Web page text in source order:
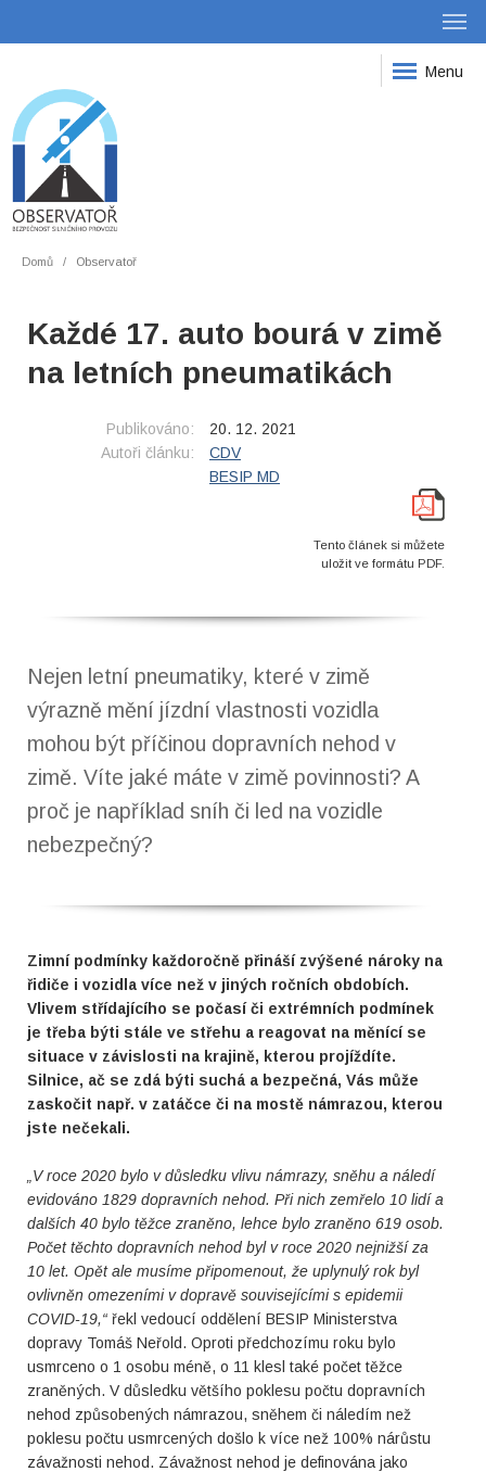
Menu
Domů Observatoř
Každé 17. auto bourá v zimě
na letních pneumatikách
Publikováno:
20. 12. 2021
Autoři článku:
CDV
BESIP MD
Tento článek si můžete
uložit ve formátu PDF.
Nejen letní pneumatiky, které v zimě
výrazně mění jízdní vlastnosti vozidla
mohou být příčinou dopravních nehod v
zimě. Víte jaké máte v zimě povinnosti? A
proč je například sníh či led na vozidle
nebezpečný?
Zimní podmínky každoročně přináší zvýšené nároky na
řidiče i vozidla více než v jiných ročních obdobích.
Vlivem střídajícího se počasí či extrémních podmínek
je třeba býti stále ve střehu a reagovat na měnící se
situace v závislosti na krajině, kterou projíždíte.
Silnice, ač se zdá býti suchá a bezpečná, Vás může
zaskočit např. v zatáčce či na mostě námrazou, kterou
jste nečekali.
„V roce 2020 bylo v důsledku vlivu námrazy, sněhu a náledí
evidováno 1829 dopravních nehod. Při nich zemřelo 10 lidí a
dalších 40 bylo těžce zraněno, lehce bylo zraněno 619 osob.
Počet těchto dopravních nehod byl v roce 2020 nejnižší za
10 let. Opět ale musíme připomenout, že uplynulý rok byl
ovlivněn omezeními v dopravě souvisejícími s epidemii
COVID-19,“ řekl vedoucí oddělení BESIP Ministerstva
dopravy Tomáš Neřold. Oproti předchozímu roku bylo
usmrceno o 1 osobu méně, o 11 klesl také počet těžce
zraněných. V důsledku většího poklesu počtu dopravních
nehod způsobených námrazou, sněhem či náledím než
poklesu počtu usmrcených došlo k více než 100% nárůstu
závažnosti nehod. Závažnost nehod je definována jako